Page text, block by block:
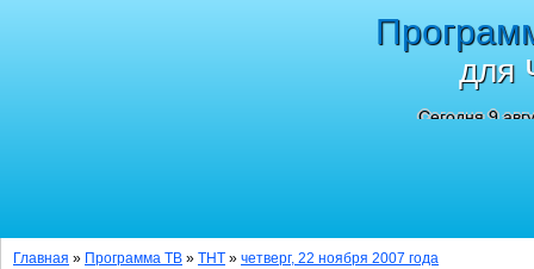
для
Сегодня 9
Главная » Программа ТВ » ТНТ » четверг, 22 ноября 2007 года